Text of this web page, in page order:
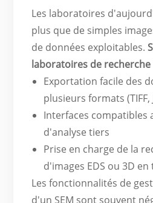
Les laboratoires
plus que de simples
de données exploitables.
laboratoires de recherche
Exportation facile des
plusieurs formats (TIFF,
Interfaces compatibles
d'analyse tiers
Prise en charge de la
d'images EDS ou 3D
Les fonctionnalités de
d'un SEM sont souvent